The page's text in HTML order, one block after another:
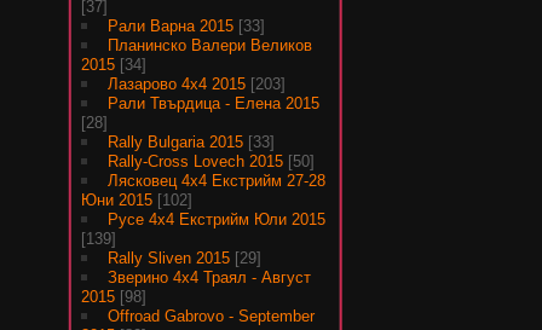
[37]
Рали Варна 2015 [33]
Планинско Валери Великов
2015 [34]
Лазарово 4х4 2015 [203]
Рали Твърдица - Елена 2015
[28]
Rally Bulgaria 2015 [33]
Rally-Cross Lovech 2015 [50]
Лясковец 4х4 Екстрийм 27-28
Юни 2015 [102]
Русе 4х4 Екстрийм Юли 2015
[139]
Rally Sliven 2015 [29]
Зверино 4х4 Траял - Август
2015 [98]
Offroad Gabrovo - September